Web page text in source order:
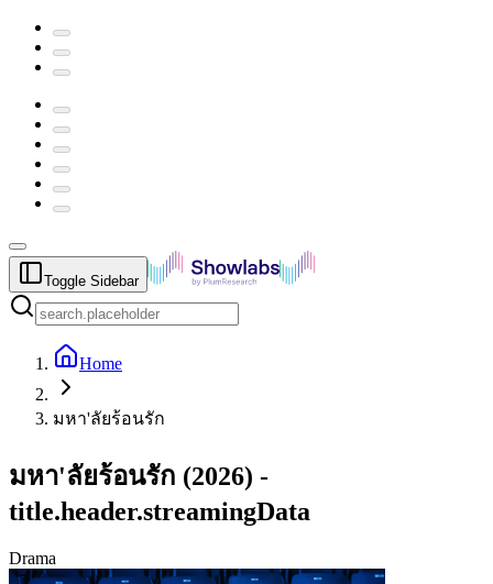
Toggle Sidebar
Home
มหา'ลัยร้อนรัก
มหา'ลัยร้อนรัก (2026) -
title.header.streamingData
Drama